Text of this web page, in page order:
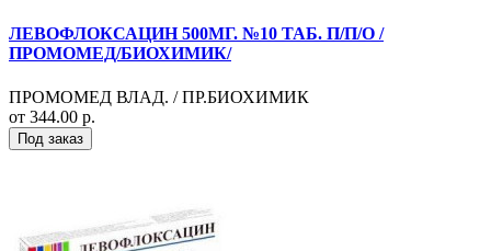
ЛЕВОФЛОКСАЦИН 500МГ. №10 ТАБ. П/П/О /
ПРОМОМЕД/БИОХИМИК/
ПРОМОМЕД ВЛАД. / ПР.БИОХИМИК
от 344.00 р.
Под заказ